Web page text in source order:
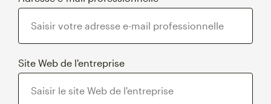
Site Web de l'entreprise